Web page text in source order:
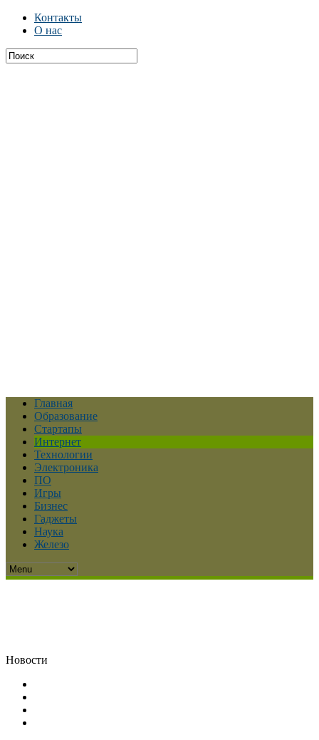
Контакты
О нас
Главная
Образование
Стартапы
Интернет
Технологии
Электроника
ПО
Игры
Бизнес
Гаджеты
Наука
Железо
Новости